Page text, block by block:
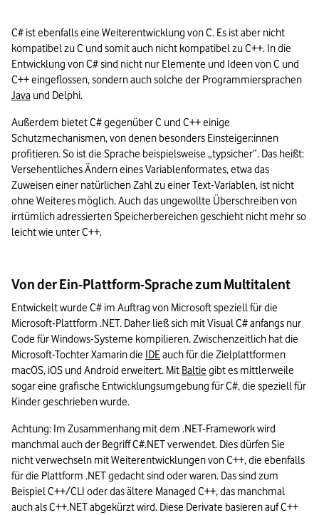
C# ist ebenfalls eine Weiterentwicklung von C. Es ist aber nicht
kompatibel zu C und somit auch nicht kompatibel zu C++. In die
Entwicklung von C# sind nicht nur Elemente und Ideen von C und
Java und Delphi.
Außerdem bietet C# gegenüber C und C++ einige
Schutzmechanismen, von denen besonders Einsteiger:innen
profitieren. So ist die Sprache beispielsweise „typsicher”. Das heißt:
Versehentliches Ändern eines Variablenformates, etwa das
Zuweisen einer natürlichen Zahl zu einer Text-Variablen, ist nicht
ohne Weiteres möglich. Auch das ungewollte Überschreiben von
irrtümlich adressierten Speicherbereichen geschieht nicht mehr so
leicht wie unter C++.
Von der Ein-Plattform-Sprache zum Multitalent
Entwickelt wurde C# im Auftrag von Microsoft speziell für die
Microsoft-Plattform .NET. Daher ließ sich mit Visual C# anfangs nur
Code für Windows-Systeme kompilieren. Zwischenzeitlich hat die
Microsoft-Tochter Xamarin die IDE auch für die Zielplattformen
macOS, iOS und Android erweitert. Mit Baltie gibt es mittlerweile
sogar eine grafische Entwicklungsumgebung für C#, die speziell für
Kinder geschrieben wurde.
Achtung: Im Zusammenhang mit dem .NET-Framework wird
manchmal auch der Begriff C#.NET verwendet. Dies dürfen Sie
nicht verwechseln mit Weiterentwicklungen von C++, die ebenfalls
für die Plattform .NET gedacht sind oder waren. Das sind zum
Beispiel C++/CLI oder das ältere Managed C++, das manchmal
auch als C++.NET abgekürzt wird. Diese Derivate basieren auf C++